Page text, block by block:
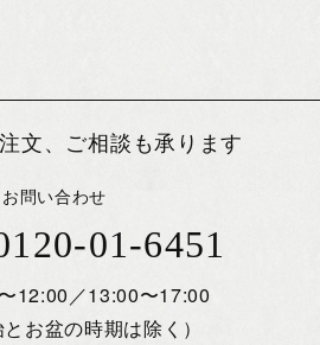
文、ご相談も承ります
お問い合わせ
01-6451
12:00／13:00〜17:00
とお盆の時期は除く）